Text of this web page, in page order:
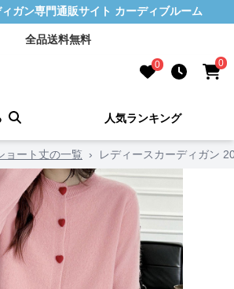
ガン専門通販サイト カーディブルーム
全品送料無料
0 0
人気ランキング
ョート丈の一覧 › レディースカーディガン